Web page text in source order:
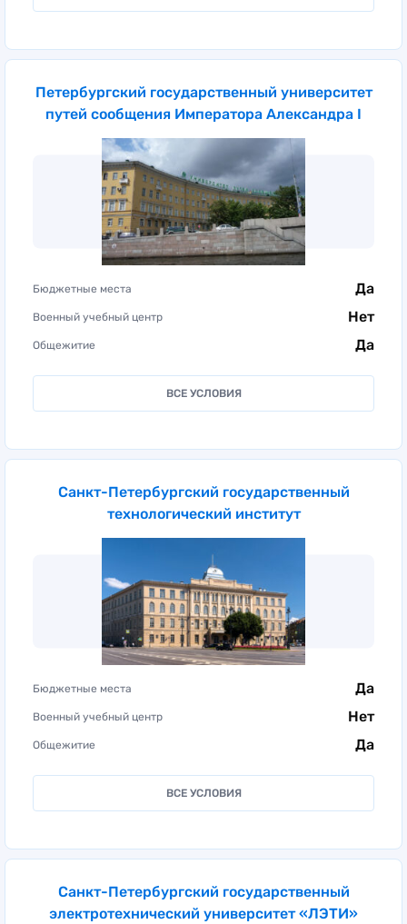
Петербургский государственный университет
путей сообщения Императора Александра I
Бюджетные места Да
Военный учебный центр Нет
Общежитие Да
ВСЕ УСЛОВИЯ
Санкт-Петербургский государственный
технологический институт
Бюджетные места Да
Военный учебный центр Нет
Общежитие Да
ВСЕ УСЛОВИЯ
Санкт-Петербургский государственный
электротехнический университет «ЛЭТИ»